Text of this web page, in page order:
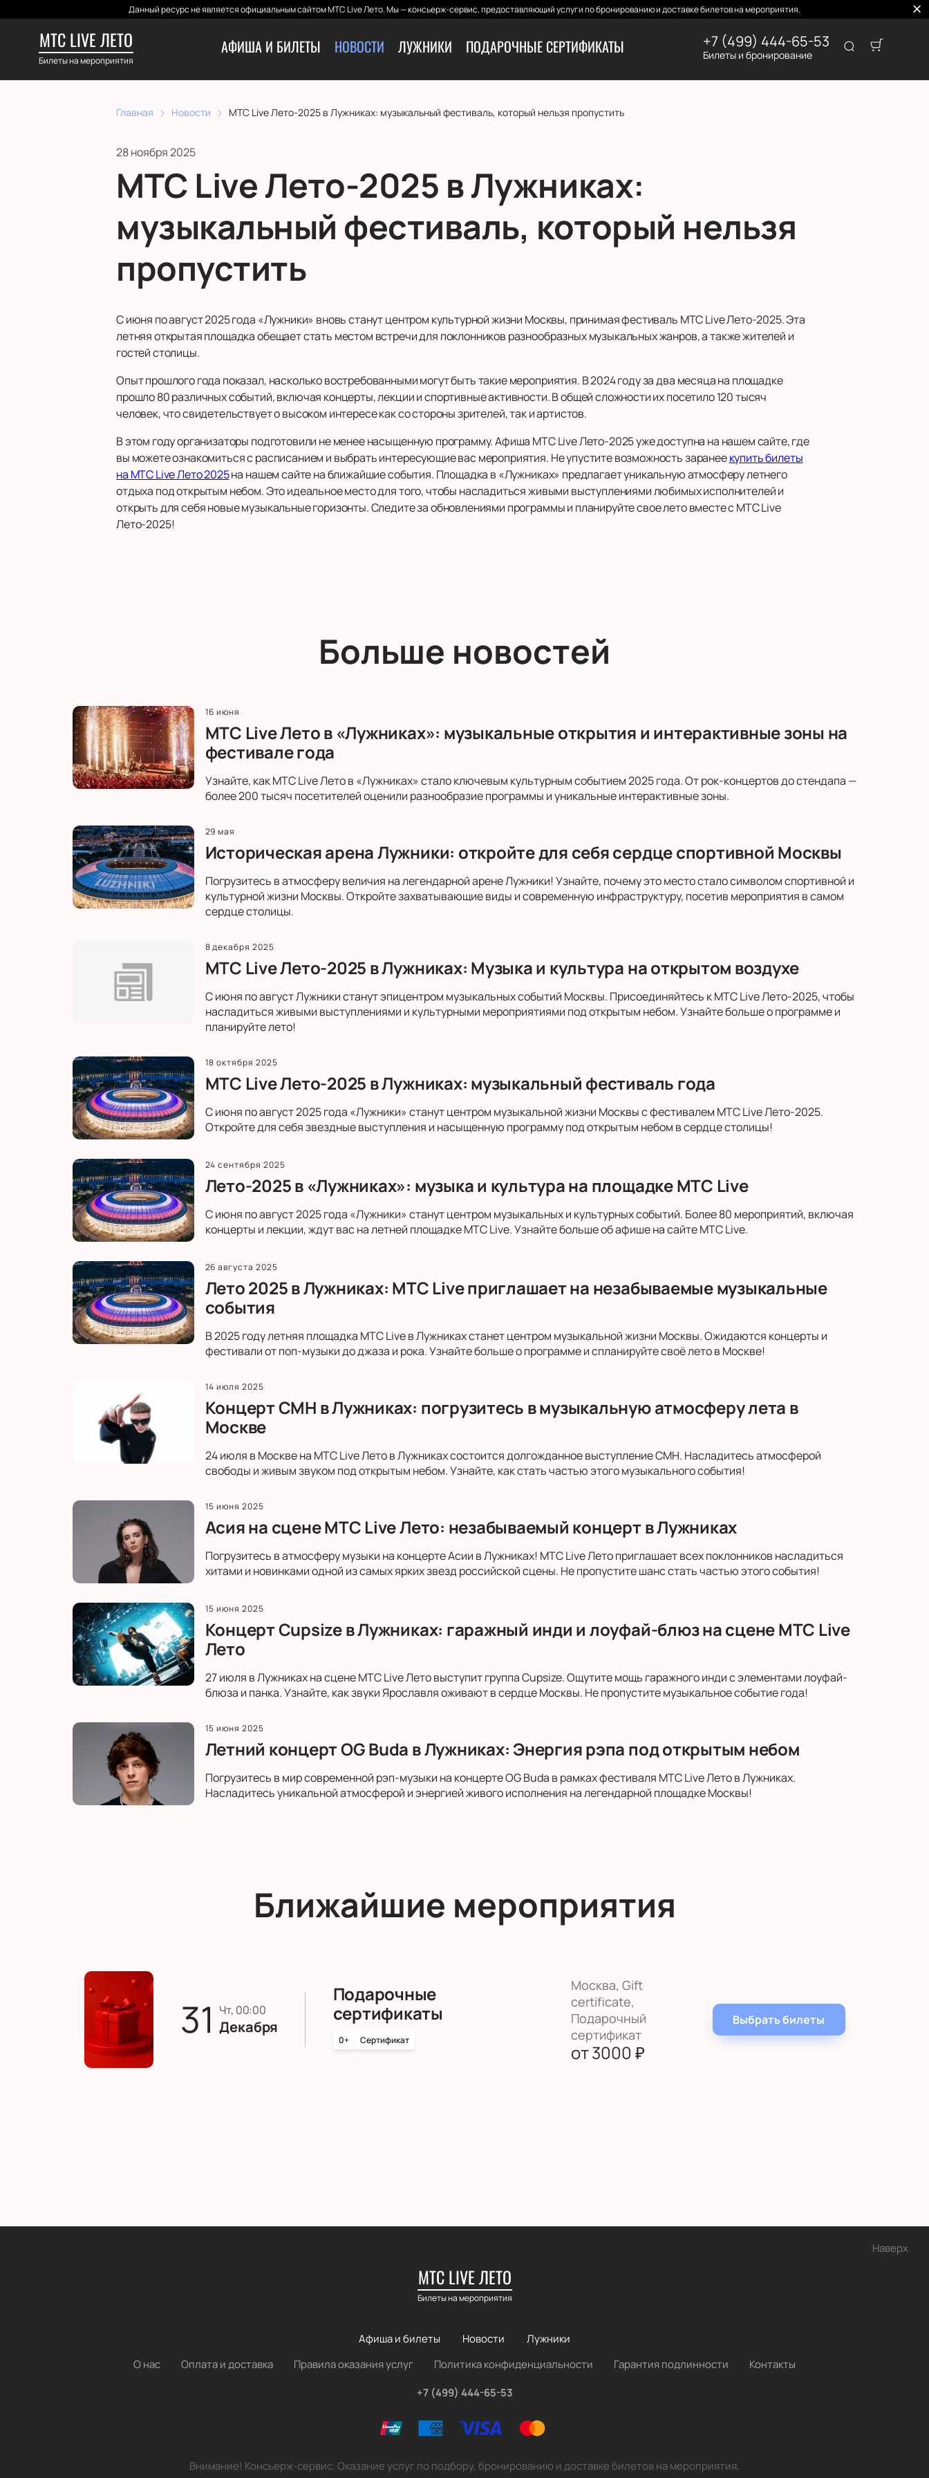
Данный ресурс не является официальным сайтом МТС Live Лето. Мы — консьерж-сервис, предоставляющий услуги по бронированию и доставке билетов на мероприятия.
МТС LIVE ЛЕТО
Билеты на мероприятия
АФИША И БИЛЕТЫ НОВОСТИ ЛУЖНИКИ ПОДАРОЧНЫЕ СЕРТИФИКАТЫ +7 (499) 444-65-53
Билеты и бронирование
Главная Новости МТС Live Лето-2025 в Лужниках: музыкальный фестиваль, который нельзя пропустить
28 ноября 2025
МТС Live Лето-2025 в Лужниках:
музыкальный фестиваль, который нельзя
пропустить
С июня по август 2025 года «Лужники» вновь станут центром культурной жизни Москвы, принимая фестиваль МТС Live Лето-2025. Эта
летняя открытая площадка обещает стать местом встречи для поклонников разнообразных музыкальных жанров, а также жителей и
гостей столицы.
Опыт прошлого года показал, насколько востребованными могут быть такие мероприятия. В 2024 году за два месяца на площадке
прошло 80 различных событий, включая концерты, лекции и спортивные активности. В общей сложности их посетило 120 тысяч
человек, что свидетельствует о высоком интересе как со стороны зрителей, так и артистов.
В этом году организаторы подготовили не менее насыщенную программу. Афиша МТС Live Лето-2025 уже доступна на нашем сайте, где
вы можете ознакомиться с расписанием и выбрать интересующие вас мероприятия. Не упустите возможность заранеекупить билеты
на МТС Live Лето 2025на нашем сайте на ближайшие события. Площадка в «Лужниках» предлагает уникальную атмосферу летнего
отдыха под открытым небом. Это идеальное место для того, чтобы насладиться живыми выступлениями любимых исполнителей и
открыть для себя новые музыкальные горизонты. Следите за обновлениями программы и планируйте свое лето вместе с МТС Live
Лето-2025!
Больше новостей
16 июня
МТС Live Лето в «Лужниках»: музыкальные открытия и интерактивные зоны на
фестивале года
Узнайте, как МТС Live Лето в «Лужниках» стало ключевым культурным событием 2025 года. От рок-концертов до стендапа —
более 200 тысяч посетителей оценили разнообразие программы и уникальные интерактивные зоны.
29 мая
Историческая арена Лужники: откройте для себя сердце спортивной Москвы
Погрузитесь в атмосферу величия на легендарной арене Лужники! Узнайте, почему это место стало символом спортивной и
культурной жизни Москвы. Откройте захватывающие виды и современную инфраструктуру, посетив мероприятия в самом
сердце столицы.
8 декабря 2025
МТС Live Лето-2025 в Лужниках: Музыка и культура на открытом воздухе
С июня по август Лужники станут эпицентром музыкальных событий Москвы. Присоединяйтесь к МТС Live Лето-2025, чтобы
насладиться живыми выступлениями и культурными мероприятиями под открытым небом. Узнайте больше о программе и
планируйте лето!
18 октября 2025
МТС Live Лето-2025 в Лужниках: музыкальный фестиваль года
С июня по август 2025 года «Лужники» станут центром музыкальной жизни Москвы с фестивалем МТС Live Лето-2025.
Откройте для себя звездные выступления и насыщенную программу под открытым небом в сердце столицы!
24 сентября 2025
Лето-2025 в «Лужниках»: музыка и культура на площадке МТС Live
С июня по август 2025 года «Лужники» станут центром музыкальных и культурных событий. Более 80 мероприятий, включая
концерты и лекции, ждут вас на летней площадке МТС Live. Узнайте больше об афише на сайте МТС Live.
26 августа 2025
Лето 2025 в Лужниках: МТС Live приглашает на незабываемые музыкальные
события
В 2025 году летняя площадка МТС Live в Лужниках станет центром музыкальной жизни Москвы. Ожидаются концерты и
фестивали от поп-музыки до джаза и рока. Узнайте больше о программе и спланируйте своё лето в Москве!
14 июля 2025
Концерт CMH в Лужниках: погрузитесь в музыкальную атмосферу лета в
Москве
24 июля в Москве на МТС Live Лето в Лужниках состоится долгожданное выступление CMH. Насладитесь атмосферой
свободы и живым звуком под открытым небом. Узнайте, как стать частью этого музыкального события!
15 июня 2025
Асия на сцене МТС Live Лето: незабываемый концерт в Лужниках
Погрузитесь в атмосферу музыки на концерте Асии в Лужниках! МТС Live Лето приглашает всех поклонников насладиться
хитами и новинками одной из самых ярких звезд российской сцены. Не пропустите шанс стать частью этого события!
15 июня 2025
Концерт Cupsize в Лужниках: гаражный инди и лоуфай-блюз на сцене МТС Live
Лето
27 июля в Лужниках на сцене МТС Live Лето выступит группа Cupsize. Ощутите мощь гаражного инди с элементами лоуфай-
блюза и панка. Узнайте, как звуки Ярославля оживают в сердце Москвы. Не пропустите музыкальное событие года!
15 июня 2025
Летний концерт OG Buda в Лужниках: Энергия рэпа под открытым небом
Погрузитесь в мир современной рэп-музыки на концерте OG Buda в рамках фестиваля МТС Live Лето в Лужниках.
Насладитесь уникальной атмосферой и энергией живого исполнения на легендарной площадке Москвы!
Ближайшие мероприятия
31 чт, 00:00
Декабря
Подарочные
сертификаты
0+ Сертификат
Москва, Gift
certificate,
Подарочный
сертификат
от3000 ₽
Выбрать билеты
Наверх
МТС LIVE ЛЕТО
Билеты на мероприятия
Афиша и билеты Новости
Лужники
О нас
Оплата и доставка Правила оказания услуг Политика конфиденциальности Гарантия подлинности
Контакты
+7 (499) 444-65-53
Внимание! Консьерж-сервис. Оказание услуг по подбору, бронированию и доставке билетов на мероприятия.